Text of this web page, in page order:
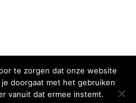
te zorgen dat onze website
doorgaat met het gebruiken
vanuit dat ermee instemt.